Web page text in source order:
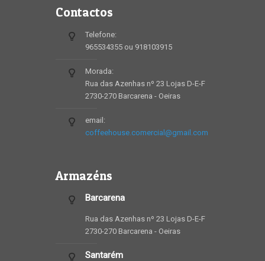
Contactos
Telefone:
965534355 ou 918103915
Morada:
Rua das Azenhas nº 23 Lojas D-E-F
2730-270 Barcarena - Oeiras
email:
coffeehouse.comercial@gmail.com
Armazéns
Barcarena
Rua das Azenhas nº 23 Lojas D-E-F
2730-270 Barcarena - Oeiras
Santarém